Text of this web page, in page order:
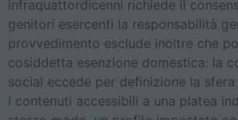
infraquattordicenni richiede il
genitori esercenti la responsabilità
provvedimento esclude inoltre che
cosiddetta esenzione domestica: la
social eccede per definizione la
i contenuti accessibili a una platea